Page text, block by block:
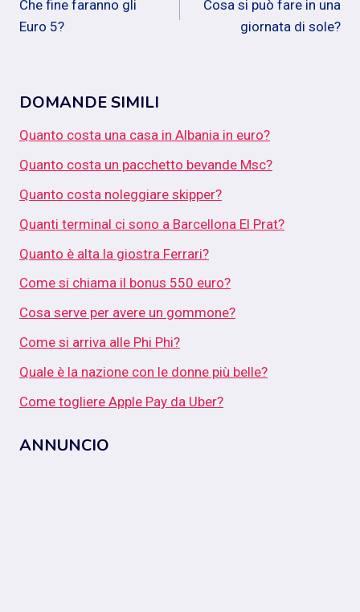
articoli
Che fine faranno gli
Euro 5?
Cosa si può fare in una
giornata di sole?
DOMANDE SIMILI
Quanto costa una casa in Albania in euro?
Quanto costa un pacchetto bevande Msc?
Quanto costa noleggiare skipper?
Quanti terminal ci sono a Barcellona El Prat?
Quanto è alta la giostra Ferrari?
Come si chiama il bonus 550 euro?
Cosa serve per avere un gommone?
Come si arriva alle Phi Phi?
Quale è la nazione con le donne più belle?
Come togliere Apple Pay da Uber?
ANNUNCIO